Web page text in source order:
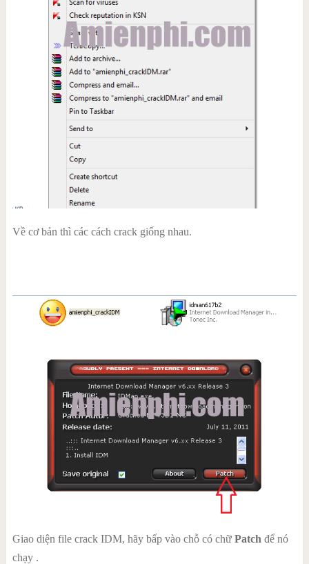
Về cơ bản thì các cách crack giống nhau.
Giao diện file crack IDM, hãy bấp vào chỗ có chữ Patch để nó
chạy .